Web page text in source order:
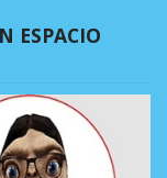
ESPACIO